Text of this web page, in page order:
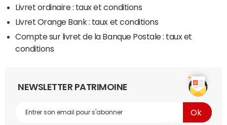
Livret ordinaire : taux et conditions
Livret Orange Bank : taux et conditions
Compte sur livret de la Banque Postale : taux et
conditions
NEWSLETTER PATRIMOINE